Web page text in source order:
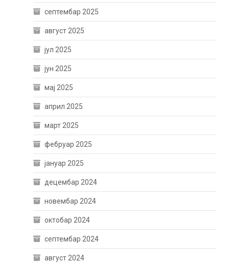
септембар 2025
август 2025
јул 2025
јун 2025
мај 2025
април 2025
март 2025
фебруар 2025
јануар 2025
децембар 2024
новембар 2024
октобар 2024
септембар 2024
август 2024